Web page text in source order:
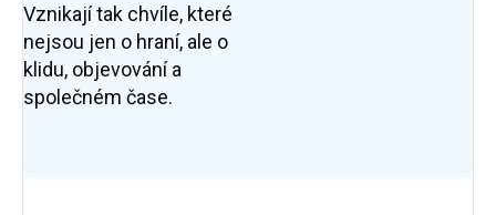
Vznikají tak chvíle, které
nejsou jen o hraní, ale o
klidu, objevování a
společném čase.